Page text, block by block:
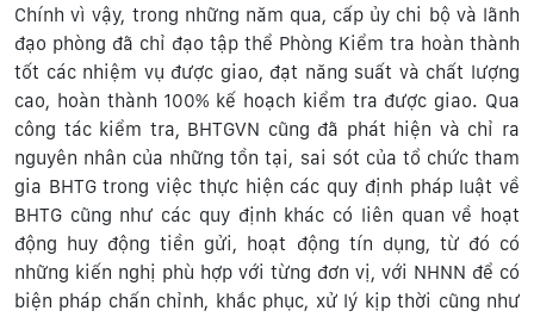
Chính vì vậy, trong những năm qua, cấp ủy chi bộ và lãnh
đạo phòng đã chỉ đạo tập thể Phòng Kiểm tra hoàn thành
tốt các nhiệm vụ được giao, đạt năng suất và chất lượng
cao, hoàn thành 100% kế hoạch kiểm tra được giao. Qua
công tác kiểm tra, BHTGVN cũng đã phát hiện và chỉ ra
nguyên nhân của những tồn tại, sai sót của tổ chức tham
gia BHTG trong việc thực hiện các quy định pháp luật về
BHTG cũng như các quy định khác có liên quan về hoạt
động huy động tiền gửi, hoạt động tín dụng, từ đó có
những kiến nghị phù hợp với từng đơn vị, với NHNN để có
biện pháp chấn chỉnh, khắc phục, xử lý kịp thời cũng như